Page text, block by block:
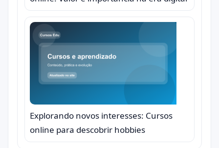
Explorando novos interesses: Cursos
online para descobrir hobbies